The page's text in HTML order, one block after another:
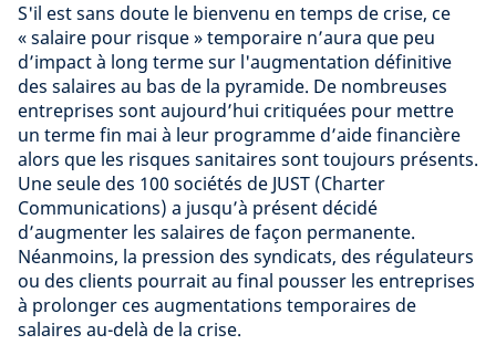
S'il est sans doute le bienvenu en temps de crise, ce
« salaire pour risque » temporaire n’aura que peu
d’impact à long terme sur l'augmentation définitive
des salaires au bas de la pyramide. De nombreuses
entreprises sont aujourd’hui critiquées pour mettre
un terme fin mai à leur programme d’aide financière
alors que les risques sanitaires sont toujours présents.
Une seule des 100 sociétés de JUST (Charter
Communications) a jusqu’à présent décidé
d’augmenter les salaires de façon permanente.
Néanmoins, la pression des syndicats, des régulateurs
ou des clients pourrait au final pousser les entreprises
à prolonger ces augmentations temporaires de
salaires au-delà de la crise.